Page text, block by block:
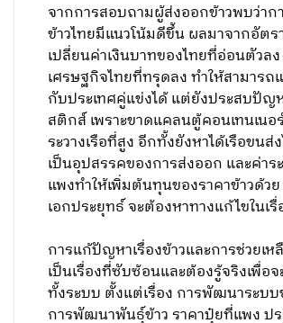
จากการสอบถามผู้ส่งออกข้าวพบว่าก
ข้าวไทยมีแนวโน้มดีขึ้น ผลมาจากอัตร
เปลี่ยนค่าเงินบาทของไทยที่อ่อนตัวล
เศรษฐกิจไทยที่ทรุดลง ทำให้สามารถ
กับประเทศคู่แข่งได้ แต่ยังประสบปัญห
สติกส์ เพราะขาดแคลนตู้คอนเทนเนอ
ระวางเรือที่สูง อีกทั้งยังหาได้เรือขนส่
เป็นอุปสรรคของการส่งออก และค่าร
แพงทำให้เพิ่มต้นทุนของราคาข้าวด้ว
เอกประยุทธ์ จะต้องหาทางแก้ไขในเ
การแก้ปัญหาเรื่องข้าวและการช่วยเห
เป็นเรื่องที่ซับซ้อนและต้องรู้จริงเพื่อ
ทั้งระบบ ตั้งแต่เรื่อง การพัฒนาระบ
การพัฒนาพันธุ์ข้าว ราคาปุ๋ยที่แพง ป